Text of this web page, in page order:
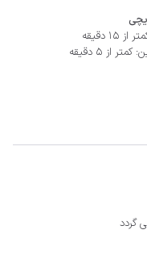
15 دقیقه
از 5 دقیقه